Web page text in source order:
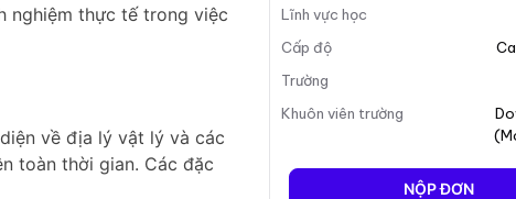
nghiệm thực tế trong việc
về địa lý vật lý và các
toàn thời gian. Các đặc
Lĩnh vực học
Cấp độ
Trường
Khuôn viên trường
(
NỘP ĐƠN